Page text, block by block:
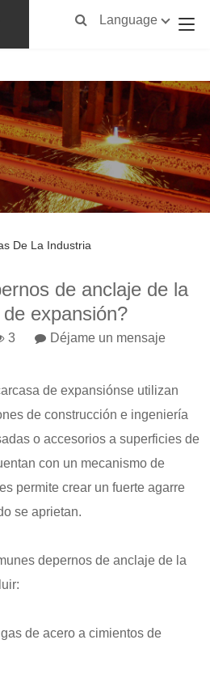
Language
De La Industria
de anclaje de la
expansión?
3 Déjame un mensaje
de expansiónse utilizan
de construcción e ingeniería
o accesorios a superficies de
con un mecanismo de
permite crear un fuerte agarre
se aprietan.
depernos de anclaje de la
de acero a cimientos de